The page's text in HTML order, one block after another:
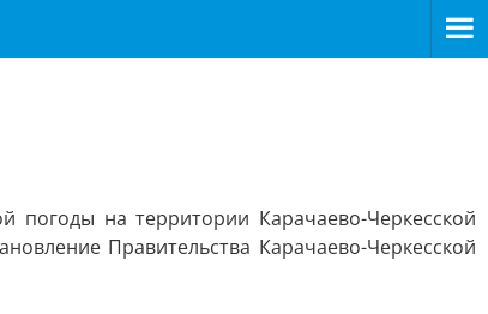
на территории Карачаево-Черкесской
Правительства Карачаево-Черкесской